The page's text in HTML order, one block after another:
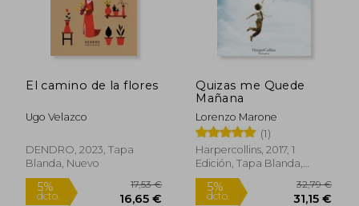
El camino de la flores
Ugo Velazco
DENDRO, 2023, Tapa
Blanda, Nuevo
Quizas me Quede
Mañana
Lorenzo Marone
(1)
Harpercollins, 2017, 1
Edición, Tapa Blanda,
Nuevo